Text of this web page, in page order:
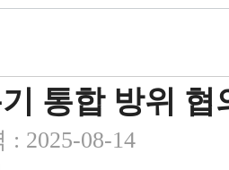
통합 방위 협
: 2025-08-14